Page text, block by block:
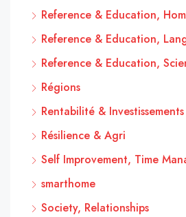
Reference & Education,
Reference & Education,
Reference & Education,
Régions
Rentabilité &
Résilience & Agri
Self Improvement, Time
smarthome
Society, Relationships